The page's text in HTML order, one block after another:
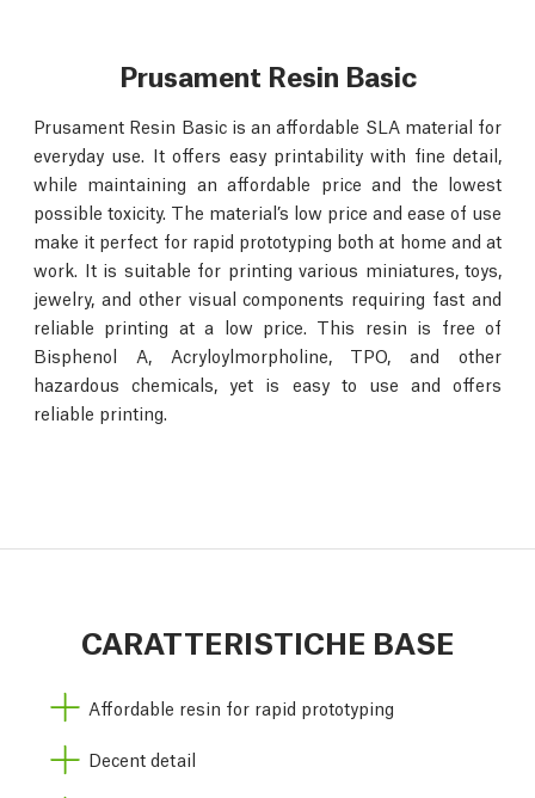
Prusament Resin Basic
Prusament Resin Basic is an affordable SLA material for
everyday use. It offers easy printability with fine detail,
while maintaining an affordable price and the lowest
possible toxicity. The material’s low price and ease of use
make it perfect for rapid prototyping both at home and at
work. It is suitable for printing various miniatures, toys,
jewelry, and other visual components requiring fast and
reliable printing at a low price. This resin is free of
Bisphenol A, Acryloylmorpholine, TPO, and other
hazardous chemicals, yet is easy to use and offers
reliable printing.
CARATTERISTICHE BASE
Affordable resin for rapid prototyping
Decent detail